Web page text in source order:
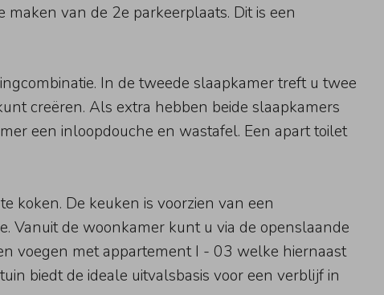
van de 2e parkeerplaats. Dit is een
In de tweede slaapkamer treft u twee
creëren. Als extra hebben beide slaapkamers
een inloopdouche en wastafel. Een apart toilet
koken. De keuken is voorzien van een
Vanuit de woonkamer kunt u via de openslaande
voegen met appartement I - 03 welke hiernaast
biedt de ideale uitvalsbasis voor een verblijf in